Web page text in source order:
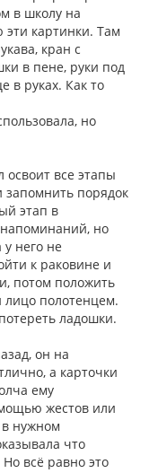
у
в школу на
картинки. Там
кран с
в пене, руки под
в руках. Как то
но
освоит все этапы
запомнить порядок
этап в
но
него не
к раковине и
потом положить
лицо полотенцем.
ладошки.
он на
а карточки
ему
жестов или
в нужном
что
всё равно это